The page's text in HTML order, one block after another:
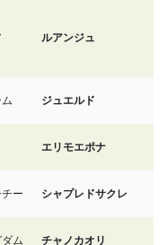
ルアンジュ
ジュエルド
エリモエポナ
ー シャプレドサクレ
ム チャノカオリ